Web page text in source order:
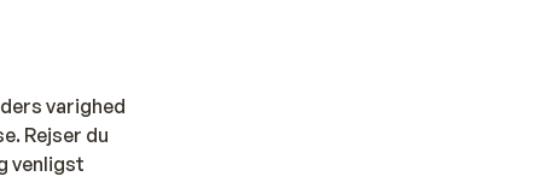
varighed
Rejser du
venligst